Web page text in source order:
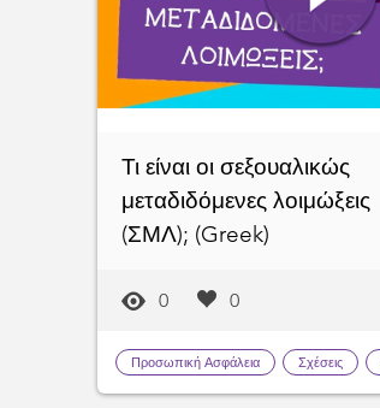
Τι είναι οι σεξουαλικώς
μεταδιδόμενες λοιμώξεις
(ΣΜΛ); (Greek)
0 0
Προσωπική Ασφάλεια Σχέσεις